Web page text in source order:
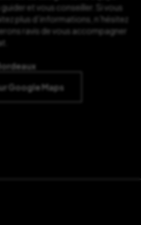
et vous conseiller. Si vous
plus d’informations, n’hésitez
ravis de vous accompagner
Google Maps